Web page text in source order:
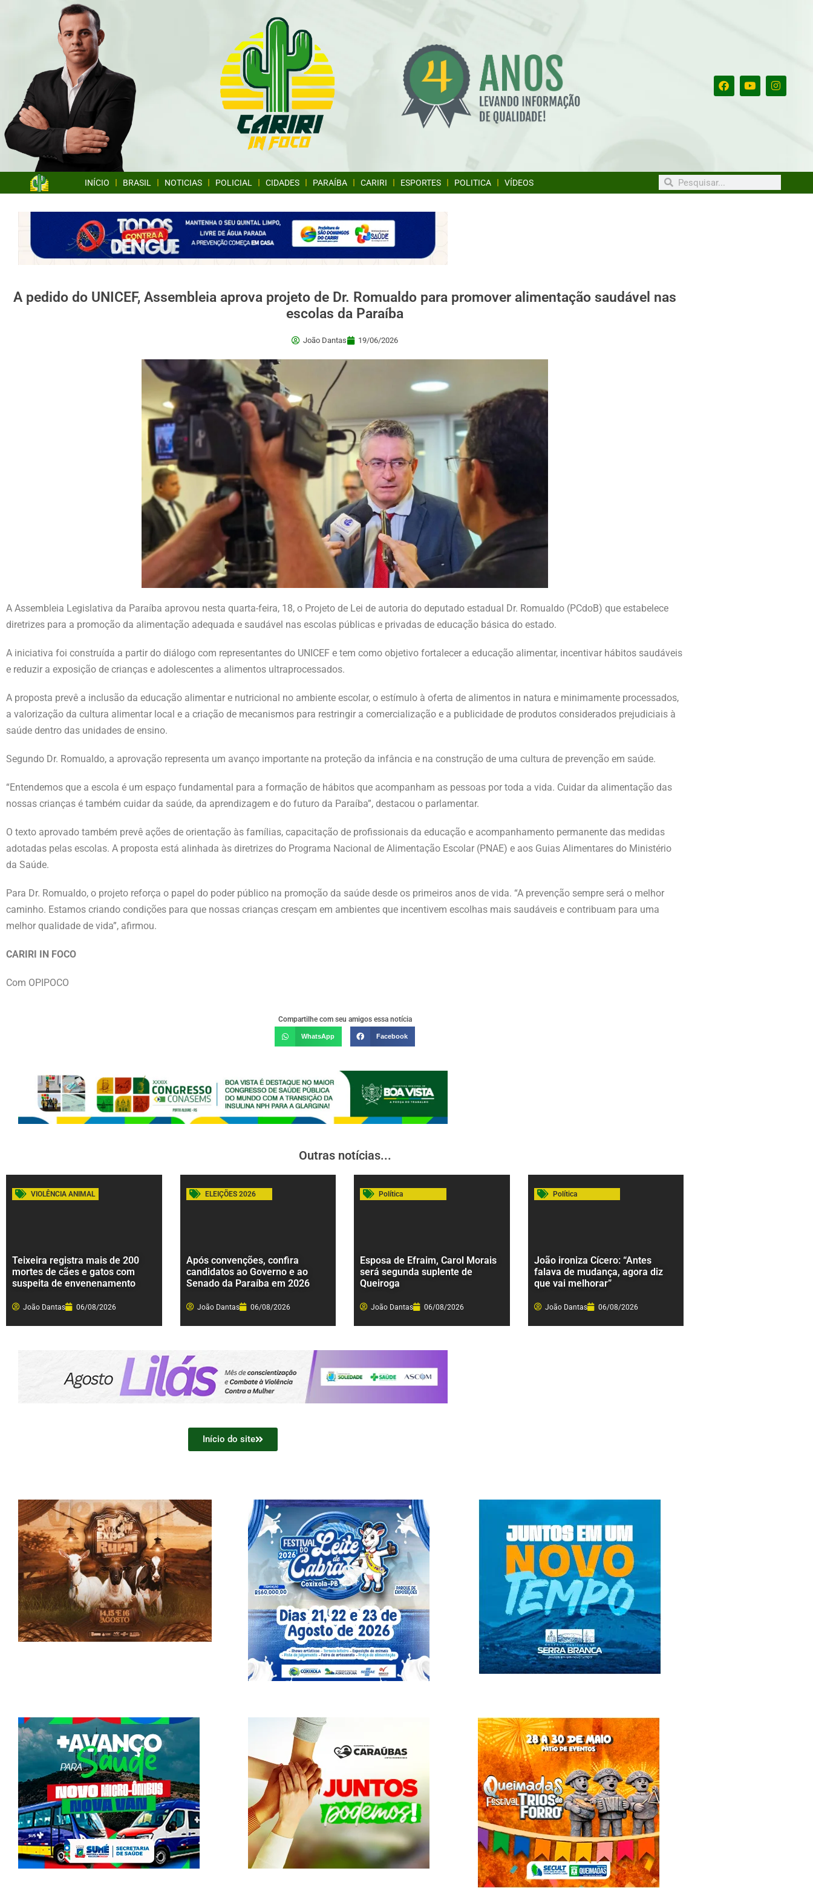
INÍCIO BRASIL NOTICIAS POLICIAL CIDADES PARAÍBA CARIRI ESPORTES POLITICA VÍDEOS
A pedido do UNICEF, Assembleia aprova projeto de Dr. Romualdo para promover alimentação saudável nas
escolas da Paraíba
João Dantas 19/06/2026
A Assembleia Legislativa da Paraíba aprovou nesta quarta-feira, 18, o Projeto de Lei de autoria do deputado estadual Dr. Romualdo (PCdoB) que estabelece
diretrizes para a promoção da alimentação adequada e saudável nas escolas públicas e privadas de educação básica do estado.
A iniciativa foi construída a partir do diálogo com representantes do UNICEF e tem como objetivo fortalecer a educação alimentar, incentivar hábitos saudáveis
e reduzir a exposição de crianças e adolescentes a alimentos ultraprocessados.
A proposta prevê a inclusão da educação alimentar e nutricional no ambiente escolar, o estímulo à oferta de alimentos in natura e minimamente processados,
a valorização da cultura alimentar local e a criação de mecanismos para restringir a comercialização e a publicidade de produtos considerados prejudiciais à
saúde dentro das unidades de ensino.
Segundo Dr. Romualdo, a aprovação representa um avanço importante na proteção da infância e na construção de uma cultura de prevenção em saúde.
“Entendemos que a escola é um espaço fundamental para a formação de hábitos que acompanham as pessoas por toda a vida. Cuidar da alimentação das
nossas crianças é também cuidar da saúde, da aprendizagem e do futuro da Paraíba”, destacou o parlamentar.
O texto aprovado também prevê ações de orientação às famílias, capacitação de profissionais da educação e acompanhamento permanente das medidas
adotadas pelas escolas. A proposta está alinhada às diretrizes do Programa Nacional de Alimentação Escolar (PNAE) e aos Guias Alimentares do Ministério
da Saúde.
Para Dr. Romualdo, o projeto reforça o papel do poder público na promoção da saúde desde os primeiros anos de vida. “A prevenção sempre será o melhor
caminho. Estamos criando condições para que nossas crianças cresçam em ambientes que incentivem escolhas mais saudáveis e contribuam para uma
melhor qualidade de vida”, afirmou.
CARIRI IN FOCO
Com OPIPOCO
Compartilhe com seu amigos essa notícia
WhatsApp Facebook
Outras notícias...
VIOLÊNCIA ANIMAL
Teixeira registra mais de 200
mortes de cães e gatos com
suspeita de envenenamento
João Dantas 06/08/2026
ELEIÇÕES 2026
Após convenções, confira
candidatos ao Governo e ao
Senado da Paraíba em 2026
João Dantas 06/08/2026
Política
Esposa de Efraim, Carol Morais
será segunda suplente de
Queiroga
João Dantas 06/08/2026
Política
João ironiza Cícero: “Antes
falava de mudança, agora diz
que vai melhorar”
João Dantas 06/08/2026
Início do site